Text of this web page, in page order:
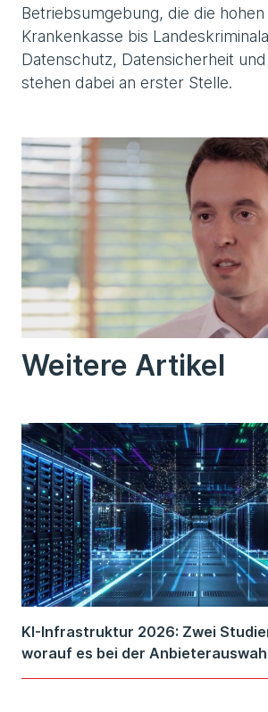
Betriebsumgebung, die die
Krankenkasse bis
Datenschutz, Datensicherheit
stehen dabei an erster Stelle.
Weitere Artikel
KI-Infrastruktur 2026: Zwei
worauf es bei der